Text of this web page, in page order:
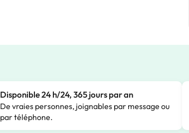
Disponible 24 h/24, 365 jours par an
De vraies personnes, joignables par message ou
par téléphone.